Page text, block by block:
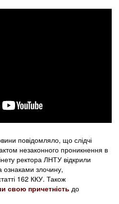
повідомляло, що слідчі
незаконного проникнення в
ректора ЛНТУ відкрили
ознаками злочину,
162 ККУ. Також
свою причетність до